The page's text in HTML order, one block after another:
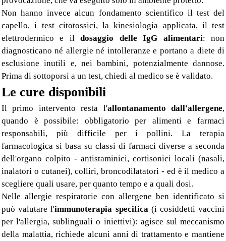
Non hanno invece alcun fondamento scientifico il test del
capello, i test citotossici, la kinesiologia applicata, il test
elettrodermico e ildosaggio delle IgG alimentari: non
diagnosticano né allergie né intolleranze e portano a diete di
esclusione inutili e, nei bambini, potenzialmente dannose.
Prima di sottoporsi a un test, chiedi al medico se è validato.
Le cure disponibili
Il primo intervento resta l'allontanamento dall'allergene,
quando è possibile: obbligatorio per alimenti e farmaci
responsabili, più difficile per i pollini. La terapia
farmacologica si basa su classi di farmaci diverse a seconda
dell'organo colpito - antistaminici, cortisonici locali (nasali,
inalatori o cutanei), colliri, broncodilatatori - ed è il medico a
scegliere quali usare, per quanto tempo e a quali dosi.
Nelle allergie respiratorie con allergene ben identificato si
può valutare l'immunoterapia specifica (i cosiddetti vaccini
per l'allergia, sublinguali o iniettivi): agisce sul meccanismo
della malattia, richiede alcuni anni di trattamento e mantiene